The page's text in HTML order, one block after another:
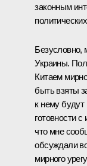
законным
Безусловно,
Украины.
Китаем
быть взяты
к нему будут
готовности
что мне
обсуждали
мирного